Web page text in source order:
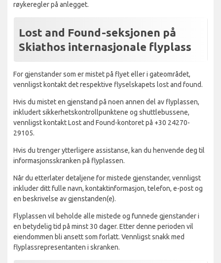
røykeregler på anlegget.
Lost and Found-seksjonen på
Skiathos internasjonale flyplass
For gjenstander som er mistet på flyet eller i gateområdet,
vennligst kontakt det respektive flyselskapets lost and found.
Hvis du mistet en gjenstand på noen annen del av flyplassen,
inkludert sikkerhetskontrollpunktene og shuttlebussene,
vennligst kontakt Lost and Found-kontoret på +30 24270-
29105.
Hvis du trenger ytterligere assistanse, kan du henvende deg til
informasjonsskranken på flyplassen.
Når du etterlater detaljene for mistede gjenstander, vennligst
inkluder ditt fulle navn, kontaktinformasjon, telefon, e-post og
en beskrivelse av gjenstanden(e).
Flyplassen vil beholde alle mistede og funnede gjenstander i
en betydelig tid på minst 30 dager. Etter denne perioden vil
eiendommen bli ansett som forlatt. Vennligst snakk med
flyplassrepresentanten i skranken.